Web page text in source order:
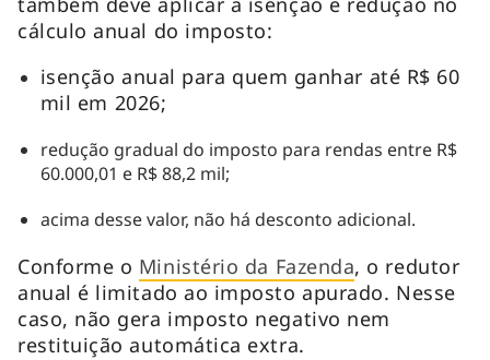
cálculo anual do imposto:
isenção anual para quem ganhar até R$ 60
mil em 2026;
redução gradual do imposto para rendas entre R$
60.000,01 e R$ 88,2 mil;
acima desse valor, não há desconto adicional.
Conforme o Ministério da Fazenda, o redutor
anual é limitado ao imposto apurado. Nesse
caso, não gera imposto negativo nem
restituição automática extra.